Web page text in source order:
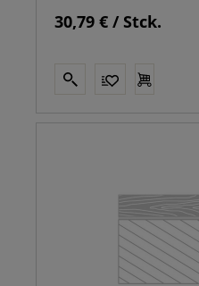
30,79 € / Stck.